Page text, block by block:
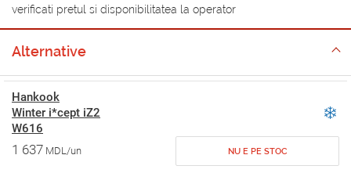
verificati pretul si disponibilitatea la operator
Alternative
Hankook
Winter i*cept iZ2
W616
1 637 MDL/un NU E PE STOC